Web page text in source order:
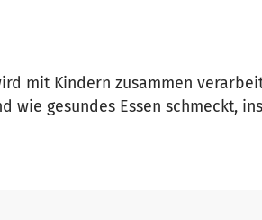
mit Kindern zusammen
gesundes Essen schmeckt,